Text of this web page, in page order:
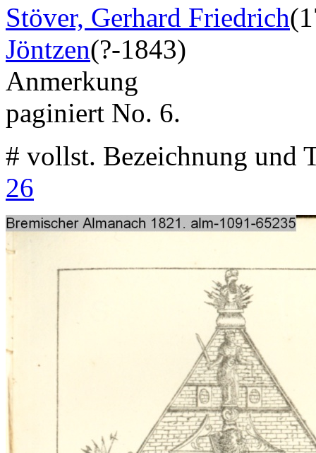
Stöver, Gerhard Friedrich
Jöntzen(?-1843)
Anmerkung
paginiert No. 6.
# vollst. Bezeichnung und
26